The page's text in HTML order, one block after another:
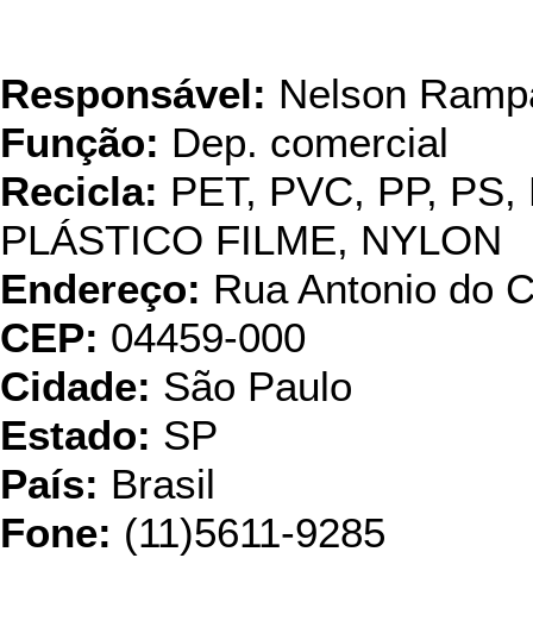
Responsável: Nelson
Função: Dep. comercial
Recicla: PET, PVC, PP,
PLÁSTICO FILME, NYLON
Endereço: Rua Antonio do
CEP: 04459-000
Cidade: São Paulo
Estado: SP
País: Brasil
Fone: (11)5611-9285